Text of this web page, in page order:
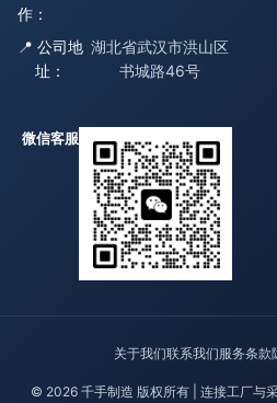
作：
📍 公司地
址：
湖北省武汉市洪山区
书城路46号
微信客服
关于我们联系我们服务条款
© 2026 千手制造 版权所有 | 连接工厂与